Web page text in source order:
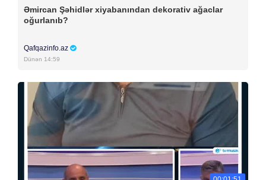
Əmircan Şəhidlər xiyabanından dekorativ ağaclar
oğurlanıb?
Qafqazinfo.az
Dünən 14:59